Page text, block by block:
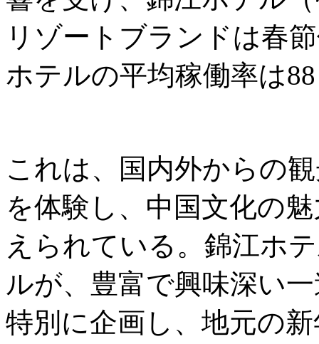
リゾートブランドは春
ホテルの平均稼働率は
これは、国内外からの
を体験し、中国文化の
えられている。錦江ホ
ルが、豊富で興味深い
特別に企画し、地元の